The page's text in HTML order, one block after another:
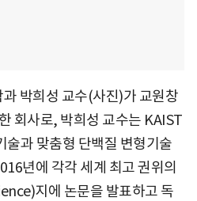
박희성 교수(사진)가 교원창
회사로, 박희성 교수는 KAIST
술과 맞춤형 단백질 변형기술
년에 각각 세계 최고 권위의
지에 논문을 발표하고 독